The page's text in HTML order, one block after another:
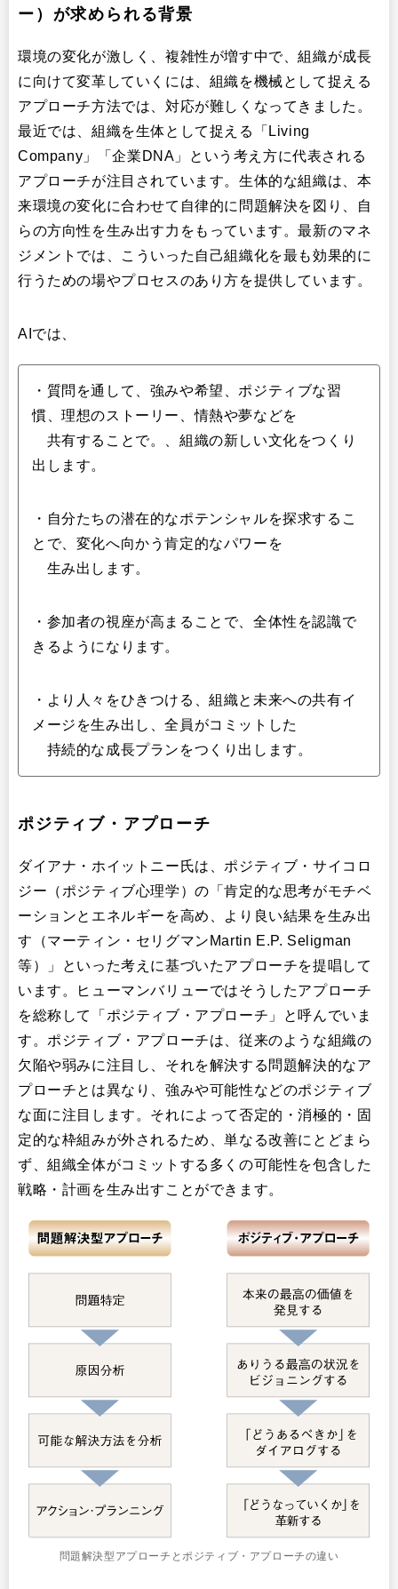
ー）が求められる背景
環境の変化が激しく、複雑性が増す中で、組織が成長
に向けて変革していくには、組織を機械として捉える
アプローチ方法では、対応が難しくなってきました。
最近では、組織を生体として捉える「Living
Company」「企業DNA」という考え方に代表される
アプローチが注目されています。生体的な組織は、本
来環境の変化に合わせて自律的に問題解決を図り、自
らの方向性を生み出す力をもっています。最新のマネ
ジメントでは、こういった自己組織化を最も効果的に
行うための場やプロセスのあり方を提供しています。
AIでは、
・質問を通して、強みや希望、ポジティブな習
慣、理想のストーリー、情熱や夢などを
共有することで。、組織の新しい文化をつくり
出します。
・自分たちの潜在的なポテンシャルを探求するこ
とで、変化へ向かう肯定的なパワーを
生み出します。
・参加者の視座が高まることで、全体性を認識で
きるようになります。
・より人々をひきつける、組織と未来への共有イ
メージを生み出し、全員がコミットした
持続的な成長プランをつくり出します。
ポジティブ・アプローチ
ダイアナ・ホイットニー氏は、ポジティブ・サイコロ
ジー（ポジティブ心理学）の「肯定的な思考がモチベ
ーションとエネルギーを高め、より良い結果を生み出
す（マーティン・セリグマンMartin E.P. Seligman
等）」といった考えに基づいたアプローチを提唱して
います。ヒューマンバリューではそうしたアプローチ
を総称して「ポジティブ・アプローチ」と呼んでいま
す。ポジティブ・アプローチは、従来のような組織の
欠陥や弱みに注目し、それを解決する問題解決的なア
プローチとは異なり、強みや可能性などのポジティブ
な面に注目します。それによって否定的・消極的・固
定的な枠組みが外されるため、単なる改善にとどまら
ず、組織全体がコミットする多くの可能性を包含した
戦略・計画を生み出すことができます。
問題解決型アプローチとポジティブ・アプローチの違い